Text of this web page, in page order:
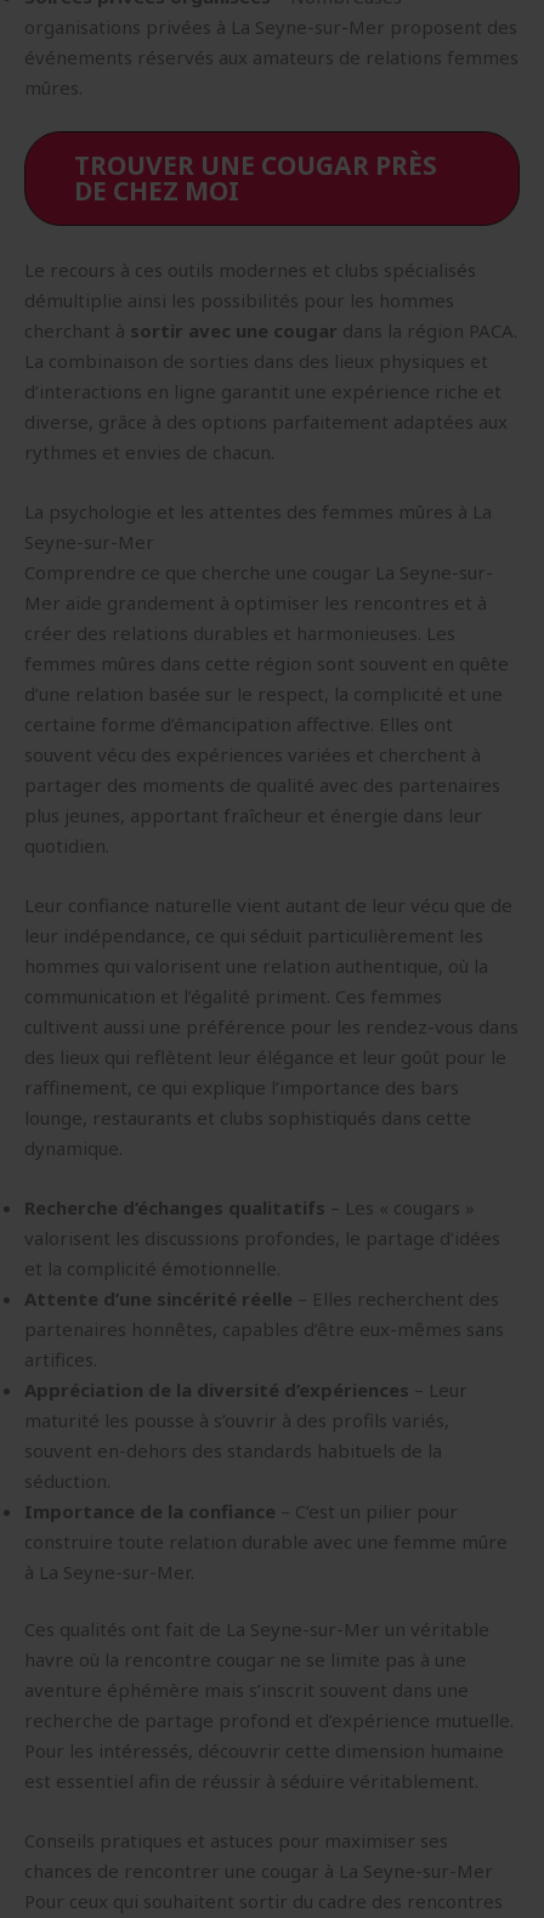
organisations privées à La Seyne-sur-Mer proposent des
événements réservés aux amateurs de relations femmes
mûres.
TROUVER UNE COUGAR PRÈS
DE CHEZ MOI
Le recours à ces outils modernes et clubs spécialisés
démultiplie ainsi les possibilités pour les hommes
cherchant à sortir avec une cougar dans la région PACA.
La combinaison de sorties dans des lieux physiques et
d’interactions en ligne garantit une expérience riche et
diverse, grâce à des options parfaitement adaptées aux
rythmes et envies de chacun.
La psychologie et les attentes des femmes mûres à La
Seyne-sur-Mer
Comprendre ce que cherche une cougar La Seyne-sur-
Mer aide grandement à optimiser les rencontres et à
créer des relations durables et harmonieuses. Les
femmes mûres dans cette région sont souvent en quête
d’une relation basée sur le respect, la complicité et une
certaine forme d’émancipation affective. Elles ont
souvent vécu des expériences variées et cherchent à
partager des moments de qualité avec des partenaires
plus jeunes, apportant fraîcheur et énergie dans leur
quotidien.
Leur confiance naturelle vient autant de leur vécu que de
leur indépendance, ce qui séduit particulièrement les
hommes qui valorisent une relation authentique, où la
communication et l’égalité priment. Ces femmes
cultivent aussi une préférence pour les rendez-vous dans
des lieux qui reflètent leur élégance et leur goût pour le
raffinement, ce qui explique l’importance des bars
lounge, restaurants et clubs sophistiqués dans cette
dynamique.
Recherche d’échanges qualitatifs – Les « cougars »
valorisent les discussions profondes, le partage d’idées
et la complicité émotionnelle.
Attente d’une sincérité réelle – Elles recherchent des
partenaires honnêtes, capables d’être eux-mêmes sans
artifices.
Appréciation de la diversité d’expériences – Leur
maturité les pousse à s’ouvrir à des profils variés,
souvent en-dehors des standards habituels de la
séduction.
Importance de la confiance – C’est un pilier pour
construire toute relation durable avec une femme mûre
à La Seyne-sur-Mer.
Ces qualités ont fait de La Seyne-sur-Mer un véritable
havre où la rencontre cougar ne se limite pas à une
aventure éphémère mais s’inscrit souvent dans une
recherche de partage profond et d’expérience mutuelle.
Pour les intéressés, découvrir cette dimension humaine
est essentiel afin de réussir à séduire véritablement.
Conseils pratiques et astuces pour maximiser ses
chances de rencontrer une cougar à La Seyne-sur-Mer
Pour ceux qui souhaitent sortir du cadre des rencontres